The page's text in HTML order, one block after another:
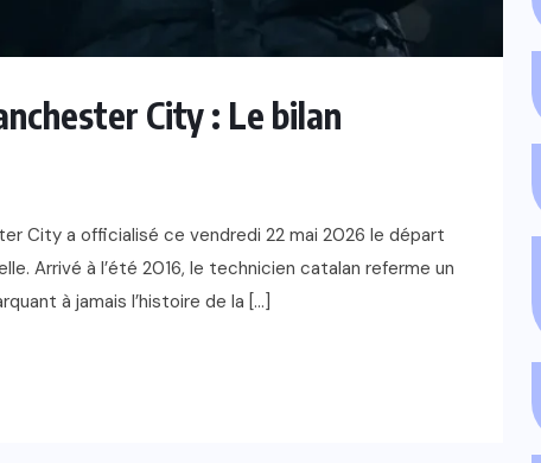
City : Le bilan
City a officialisé ce vendredi 22 mai 2026 le départ
Arrivé à l’été 2016, le technicien catalan referme un
à jamais l’histoire de la […]